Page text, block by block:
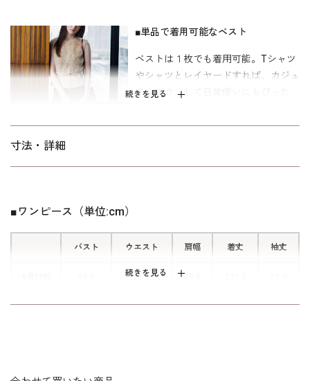
はスリットが入っているので足さばきも良く、動きやすさにも配
慮しています。単体でもシンプルなワンピースとして着用でき、
華やかなアクセサリーと合わせれば、1枚でパーティーシーンにも
ぴったりです。結婚式お呼ばれやセレモニー、お食事会、観劇、
同窓会などのお出かけ着としても使用できるマルチオケージョン
色味や素材感などが実物と異なって見える場合がございます。予めご了承く
ださいますようお願いいたします。
続きを見る
■単品で着用可能なベスト
ベストは１枚でも着用可能。Tシャツ
シャツとレイヤードすれば、カジュ
アルダウンして日常使いにもぴった
ぽく着られるのも魅力です。
な万能ドレスです。
寸法・詳細
続きを見る
■ワンピース（単位:cm）
バスト ウエスト 肩幅 着丈 袖丈
95.5
11号(40) 103.0 99.5 39.5 132.5 61.5